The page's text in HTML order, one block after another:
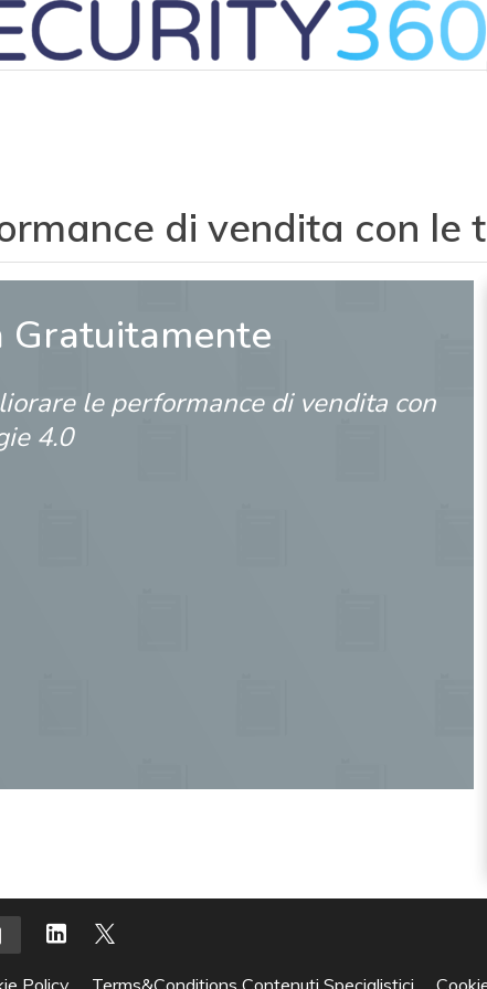
di vendita con le
Gratuitamente
le performance di vendita con
4.0
Policy Terms&Conditions Contenuti Specialistici